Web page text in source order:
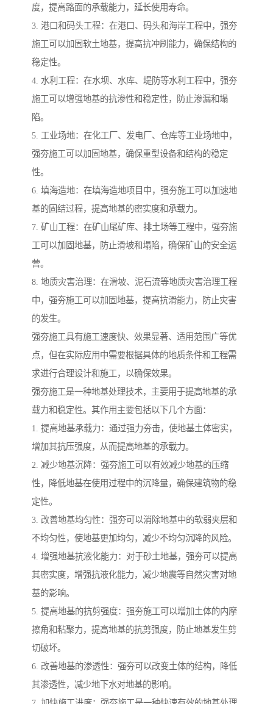
度，提高路面的承载能力，延长使用寿命。
3. 港口和码头工程：在港口、码头和海岸工程中，强夯
施工可以加固软土地基，提高抗冲刷能力，确保结构的
稳定性。
4. 水利工程：在水坝、水库、堤防等水利工程中，强夯
施工可以增强地基的抗渗性和稳定性，防止渗漏和塌
陷。
5. 工业场地：在化工厂、发电厂、仓库等工业场地中，
强夯施工可以加固地基，确保重型设备和结构的稳定
性。
6. 填海造地：在填海造地项目中，强夯施工可以加速地
基的固结过程，提高地基的密实度和承载力。
7. 矿山工程：在矿山尾矿库、排土场等工程中，强夯施
工可以加固地基，防止滑坡和塌陷，确保矿山的安全运
营。
8. 地质灾害治理：在滑坡、泥石流等地质灾害治理工程
中，强夯施工可以加固地基，提高抗滑能力，防止灾害
的发生。
强夯施工具有施工速度快、效果显著、适用范围广等优
点，但在实际应用中需要根据具体的地质条件和工程需
求进行合理设计和施工，以确保效果。
强夯施工是一种地基处理技术，主要用于提高地基的承
载力和稳定性。其作用主要包括以下几个方面：
1. 提高地基承载力：通过强力夯击，使地基土体密实，
增加其抗压强度，从而提高地基的承载力。
2. 减少地基沉降：强夯施工可以有效减少地基的压缩
性，降低地基在使用过程中的沉降量，确保建筑物的稳
定性。
3. 改善地基均匀性：强夯可以消除地基中的软弱夹层和
不均匀性，使地基更加均匀，减少不均匀沉降的风险。
4. 增强地基抗液化能力：对于砂土地基，强夯可以提高
其密实度，增强抗液化能力，减少地震等自然灾害对地
基的影响。
5. 提高地基的抗剪强度：强夯施工可以增加土体的内摩
擦角和粘聚力，提高地基的抗剪强度，防止地基发生剪
切破坏。
6. 改善地基的渗透性：强夯可以改变土体的结构，降低
其渗透性，减少地下水对地基的影响。